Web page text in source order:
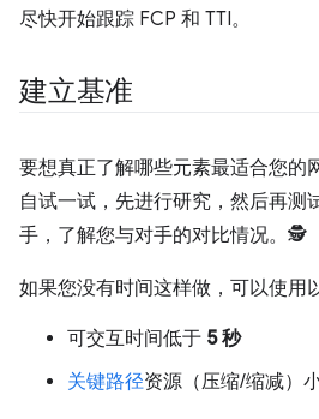
尽快开始跟踪 FCP 和 TTI。
建立基准
要想真正了解哪些元素最适合您的
自试一试，先进行研究，然后再测
手，了解您与对手的对比情况。🕵️
如果您没有时间这样做，可以使用
可交互时间低于 5 秒
关键路径资源（压缩/缩减）